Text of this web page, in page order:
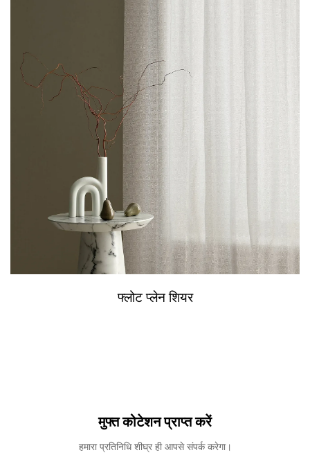
फ्लोट प्लेन शियर
मुफ्त कोटेशन प्राप्त करें
हमारा प्रतिनिधि शीघ्र ही आपसे संपर्क करेगा।